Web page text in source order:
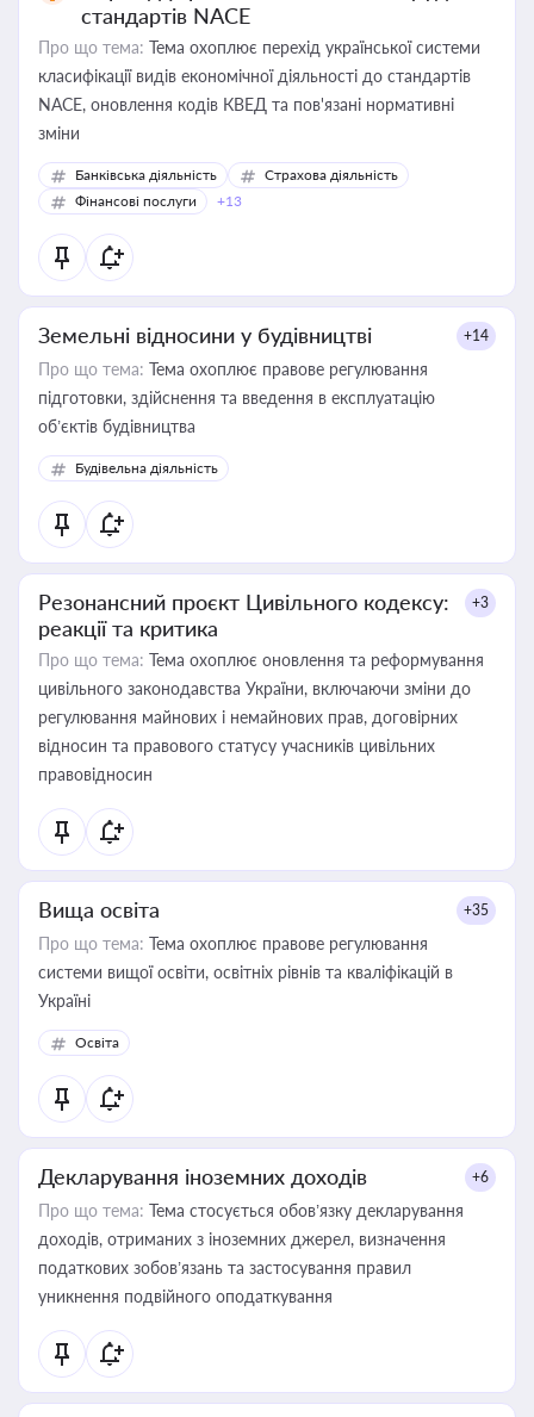
стандартів NACE
Про що тема: Тема охоплює перехід української системи
класифікації видів економічної діяльності до стандартів
NACE, оновлення кодів КВЕД та пов'язані нормативні
зміни
Банківська діяльність
Страхова діяльність
Фінансові послуги
+13
Земельні відносини у будівництві +14
Про що тема: Тема охоплює правове регулювання
підготовки, здійснення та введення в експлуатацію
об’єктів будівництва
Будівельна діяльність
Резонансний проєкт Цивільного кодексу:
реакції та критика
+3
Про що тема: Тема охоплює оновлення та реформування
цивільного законодавства України, включаючи зміни до
регулювання майнових і немайнових прав, договірних
відносин та правового статусу учасників цивільних
правовідносин
Вища освіта +35
Про що тема: Тема охоплює правове регулювання
системи вищої освіти, освітніх рівнів та кваліфікацій в
Україні
Освіта
Декларування іноземних доходів +6
Про що тема: Тема стосується обов’язку декларування
доходів, отриманих з іноземних джерел, визначення
податкових зобов’язань та застосування правил
уникнення подвійного оподаткування